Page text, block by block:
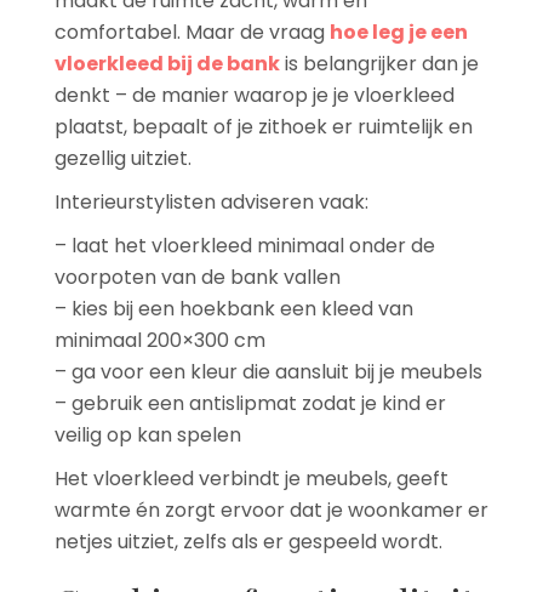
comfortabel. Maar de vraag hoe leg je een
vloerkleed bij de bankis belangrijker dan je
denkt – de manier waarop je je vloerkleed
plaatst, bepaalt of je zithoek er ruimtelijk en
gezellig uitziet.
Interieurstylisten adviseren vaak:
– laat het vloerkleed minimaal onder de
voorpoten van de bank vallen
– kies bij een hoekbank een kleed van
minimaal 200×300 cm
– ga voor een kleur die aansluit bij je meubels
– gebruik een antislipmat zodat je kind er
veilig op kan spelen
Het vloerkleed verbindt je meubels, geeft
warmte én zorgt ervoor dat je woonkamer er
netjes uitziet, zelfs als er gespeeld wordt.